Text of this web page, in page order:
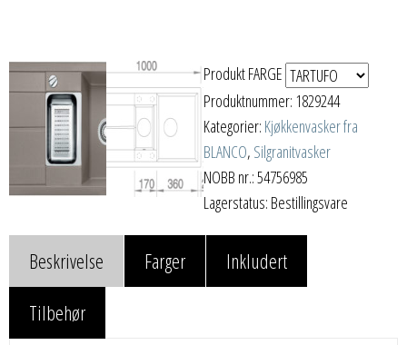
Produkt FARGE
Produktnummer: 1829244
Kategorier: Kjøkkenvasker fra
BLANCO, Silgranitvasker
NOBB nr.: 54756985
Lagerstatus: Bestillingsvare
Beskrivelse Farger
Inkludert
Tilbehør